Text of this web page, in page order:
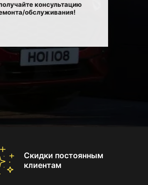
консультацию
обслуживания!
Скидки постоянным
клиентам